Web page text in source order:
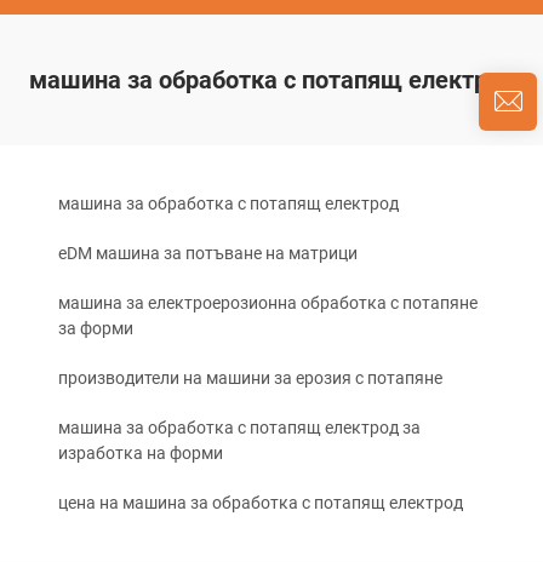
машина за обработка с потапящ електрод
машина за обработка с потапящ електрод
eDM машина за потъване на матрици
машина за електроерозионна обработка с потапяне
за форми
производители на машини за ерозия с потапяне
машина за обработка с потапящ електрод за
изработка на форми
цена на машина за обработка с потапящ електрод